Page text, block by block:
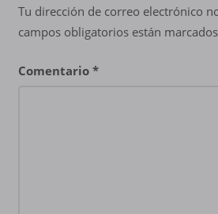
Tu dirección de correo electrónico
campos obligatorios están
Comentario *